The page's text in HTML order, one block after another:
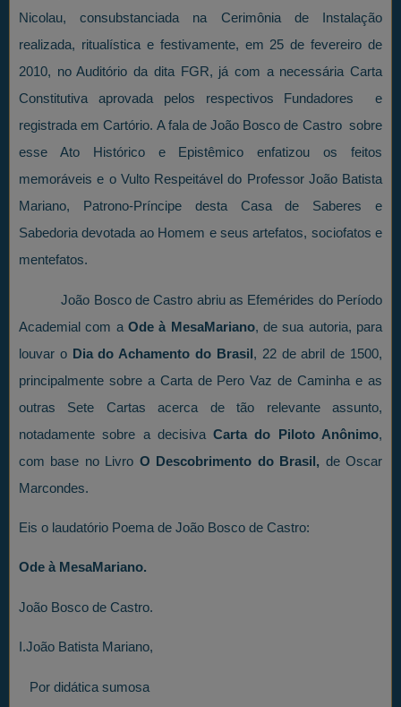
Nicolau, consubstanciada na Cerimônia de Instalação
realizada, ritualística e festivamente, em 25 de fevereiro de
2010, no Auditório da dita FGR, já com a necessária Carta
Constitutiva aprovada pelos respectivos Fundadores e
registrada em Cartório. A fala de João Bosco de Castro sobre
esse Ato Histórico e Epistêmico enfatizou os feitos
memoráveis e o Vulto Respeitável do Professor João Batista
Mariano, Patrono-Príncipe desta Casa de Saberes e
Sabedoria devotada ao Homem e seus artefatos, sociofatos e
mentefatos.
João Bosco de Castro abriu as Efemérides do Período
Academial com a Ode à MesaMariano, de sua autoria, para
louvar o Dia do Achamento do Brasil, 22 de abril de 1500,
principalmente sobre a Carta de Pero Vaz de Caminha e as
outras Sete Cartas acerca de tão relevante assunto,
notadamente sobre a decisivaCarta do Piloto Anônimo,
com base no Livro O Descobrimento do Brasil, de Oscar
Marcondes.
Eis o laudatório Poema de João Bosco de Castro:
Ode à MesaMariano.
João Bosco de Castro.
I.João Batista Mariano,
Por didática sumosa